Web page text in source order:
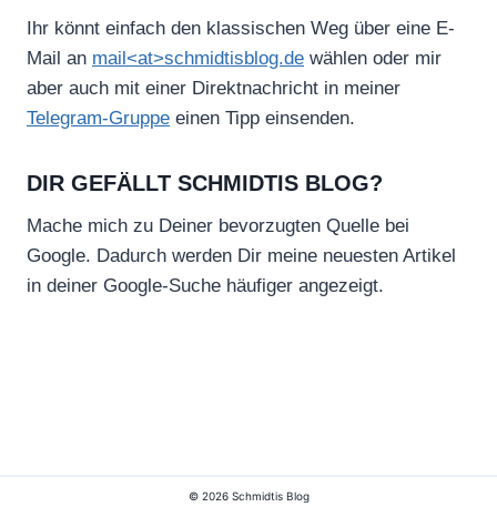
Ihr könnt einfach den klassischen Weg über eine E-
Mail an mail<at>schmidtisblog.de wählen oder mir
aber auch mit einer Direktnachricht in meiner
Telegram-Gruppe einen Tipp einsenden.
DIR GEFÄLLT SCHMIDTIS BLOG?
Mache mich zu Deiner bevorzugten Quelle bei
Google. Dadurch werden Dir meine neuesten Artikel
in deiner Google-Suche häufiger angezeigt.
© 2026 Schmidtis Blog